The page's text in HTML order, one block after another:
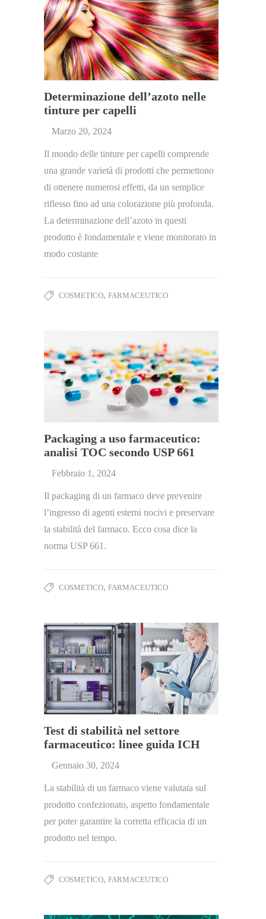
Determinazione dell’azoto nelle
tinture per capelli
Marzo 20, 2024
Il mondo delle tinture per capelli comprende
una grande varietà di prodotti che permettono
di ottenere numerosi effetti, da un semplice
riflesso fino ad una colorazione più profonda.
La determinazione dell’azoto in questi
prodotto è fondamentale e viene monitorato in
modo costante
COSMETICO, FARMACEUTICO
Packaging a uso farmaceutico:
analisi TOC secondo USP 661
Febbraio 1, 2024
Il packaging di un farmaco deve prevenire
l’ingresso di agenti esterni nocivi e preservare
la stabilità del farmaco. Ecco cosa dice la
norma USP 661.
COSMETICO, FARMACEUTICO
Test di stabilità nel settore
farmaceutico: linee guida ICH
Gennaio 30, 2024
La stabilità di un farmaco viene valutata sul
prodotto confezionato, aspetto fondamentale
per poter garantire la corretta efficacia di un
prodotto nel tempo.
COSMETICO, FARMACEUTICO